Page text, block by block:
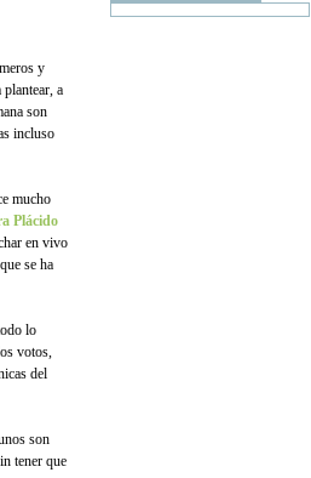
y
plantear, a
son
incluso
mucho
Plácido
en vivo
se ha
lo
votos,
del
son
tener que